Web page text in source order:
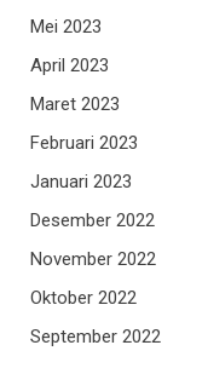
Mei 2023
April 2023
Maret 2023
Februari 2023
Januari 2023
Desember 2022
November 2022
Oktober 2022
September 2022